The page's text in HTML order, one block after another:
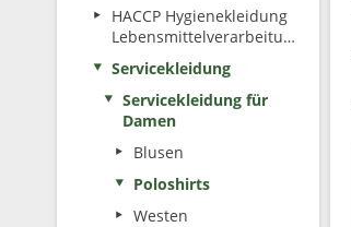
HACCP Hygienekleidung
Lebensmittelverarbeitung
Servicekleidung
Servicekleidung für
Damen
Blusen
Poloshirts
Westen